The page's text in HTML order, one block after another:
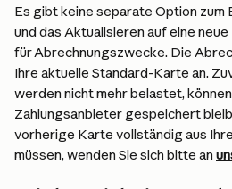
Es gibt keine separate Option zum
und das Aktualisieren auf eine
für Abrechnungszwecke. Die
Ihre aktuelle Standard-Karte an.
werden nicht mehr belastet,
Zahlungsanbieter gespeichert
vorherige Karte vollständig aus
müssen, wenden Sie sich bitte an